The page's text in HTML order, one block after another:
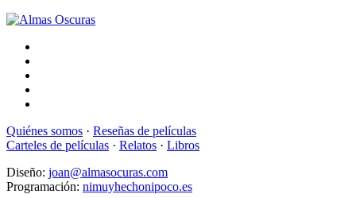
Quiénes somos · Reseñas de películas
Carteles de películas · Relatos · Libros
Diseño: joan@almasocuras.com
Programación: nimuyhechonipoco.es